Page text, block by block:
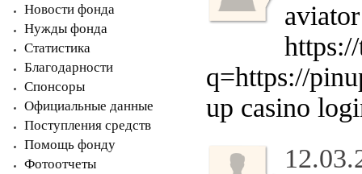
Новости фонда
Нужды фонда
Статистика
Благодарности
Спонсоры
Официальные данные
Поступления средств
Помощь фонду
Фотоотчеты
q=https://
up casino